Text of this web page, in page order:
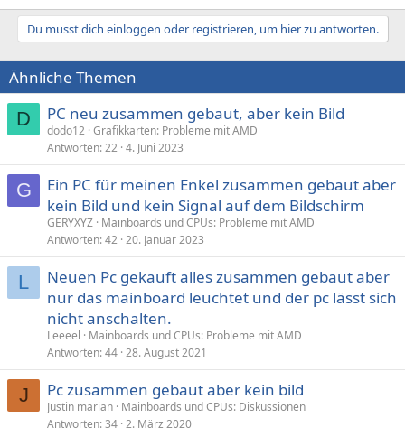
Du musst dich einloggen oder registrieren, um hier zu antworten.
Ähnliche Themen
D PC neu zusammen gebaut, aber kein Bild
dodo12 Grafikkarten: Probleme mit AMD
Antworten 22 4. Juni 2023
G
Ein PC für meinen Enkel zusammen gebaut aber
kein Bild und kein Signal auf dem Bildschirm
GERYXYZ Mainboards und CPUs: Probleme mit AMD
Antworten 42 20. Januar 2023
L
Neuen Pc gekauft alles zusammen gebaut aber
nur das mainboard leuchtet und der pc lässt sich
nicht anschalten.
Leeeel
Mainboards und CPUs: Probleme mit AMD
Antworten 44 28. August 2021
J Pc zusammen gebaut aber kein bild
Justin marian Mainboards und CPUs: Diskussionen
Antworten 34 2. März 2020